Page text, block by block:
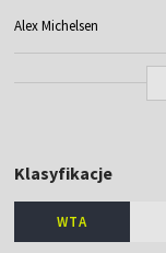
Alex Michelsen
Klasyfikacje
WTA